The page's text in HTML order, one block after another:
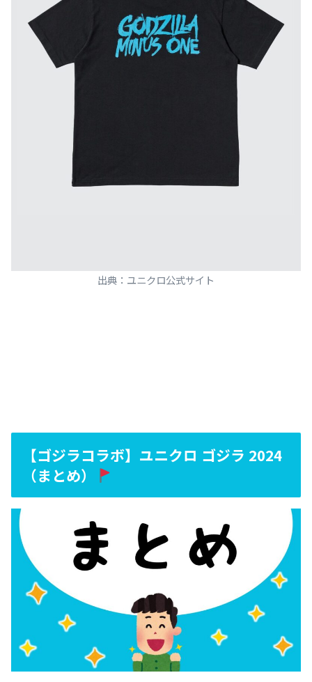
出典：ユニクロ公式サイト
【ゴジラコラボ】ユニクロ ゴジラ 2024
（まとめ）